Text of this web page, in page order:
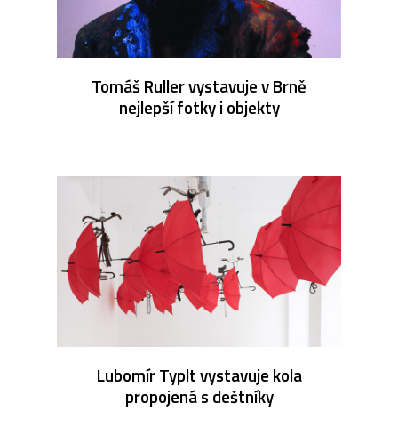
Tomáš Ruller vystavuje v Brně
nejlepší fotky i objekty
Lubomír Typlt vystavuje kola
propojená s deštníky